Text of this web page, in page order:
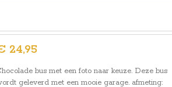
24,95
bus met een foto naar keuze. Deze bus
geleverd met een mooie garage. afmeting: